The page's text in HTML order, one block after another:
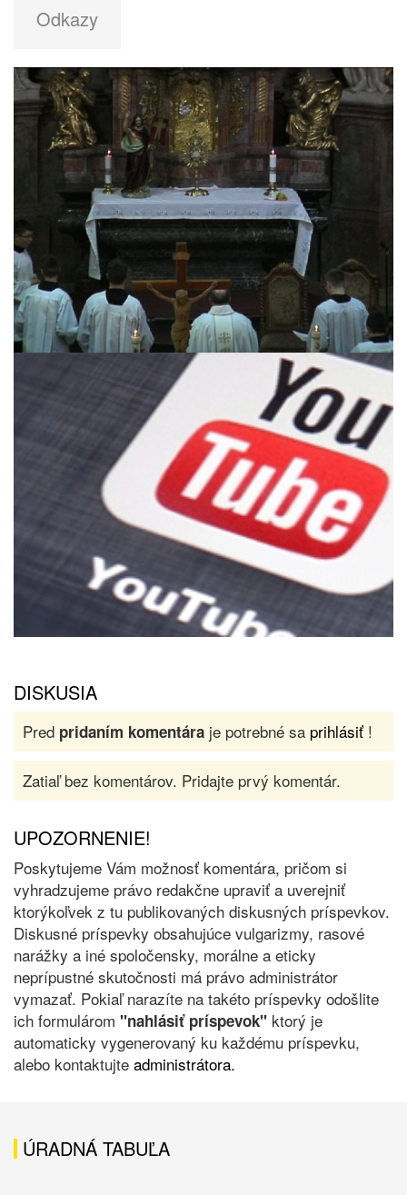
Odkazy
DISKUSIA
Pred pridaním komentára je potrebné sa prihlásiť!
Zatiaľ bez komentárov. Pridajte prvý komentár.
UPOZORNENIE!
Poskytujeme Vám možnosť komentára, pričom si
vyhradzujeme právo redakčne upraviť a uverejniť
ktorýkoľvek z tu publikovaných diskusných príspevkov.
Diskusné príspevky obsahujúce vulgarizmy, rasové
narážky a iné spoločensky, morálne a eticky
neprípustné skutočnosti má právo administrátor
vymazať. Pokiaľ narazíte na takéto príspevky odošlite
ich formulárom "nahlásiť príspevok" ktorý je
automaticky vygenerovaný ku každému príspevku,
alebo kontaktujte administrátora.
ÚRADNÁ TABUĽA